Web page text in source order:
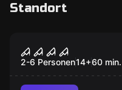
Standort
Populär
Das verlassene
Waisenhaus
2-6 Personen14+60 min.